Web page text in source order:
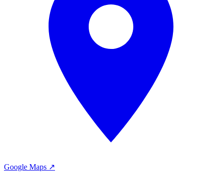
Google Maps ↗